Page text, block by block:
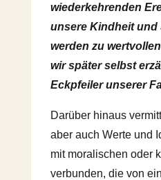
wiederkehrenden
unsere Kindheit
werden zu
wir später selbst
Eckpfeiler unserer
Darüber hinaus
aber auch Werte und
mit moralischen oder
verbunden, die von